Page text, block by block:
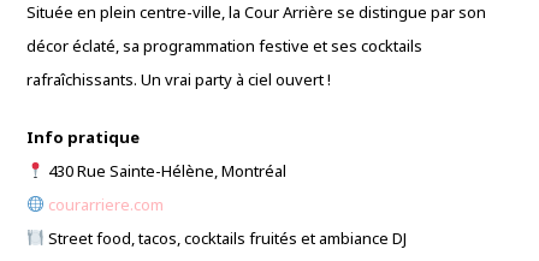
Située en plein centre-ville, la Cour Arrière se distingue par son
décor éclaté, sa programmation festive et ses cocktails
rafraîchissants. Un vrai party à ciel ouvert !
Info pratique
430 Rue Sainte-Hélène, Montréal
courarriere.com
Street food, tacos, cocktails fruités et ambiance DJ